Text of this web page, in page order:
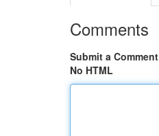
Comments
Submit a Comment
No HTML